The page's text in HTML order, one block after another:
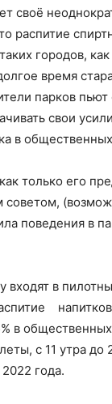
своё
распитие
городов,
время
парков пьют
свои
в
только его
советом,
поведения в
входят в
в
с 11 утра до
года.